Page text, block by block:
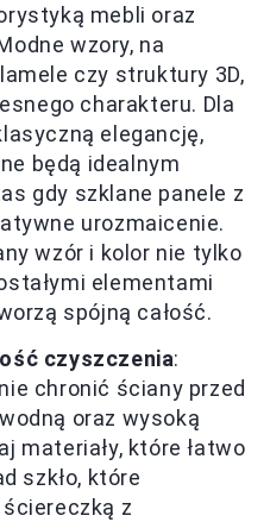
mebli oraz
wzory, na
czy struktury 3D,
charakteru. Dla
elegancję,
będą idealnym
gdy szklane panele z
urozmaicenie.
wzór i kolor nie tylko
elementami
spójną całość.
czyszczenia:
chronić ściany przed
oraz wysoką
materiały, które łatwo
szkło, które
z